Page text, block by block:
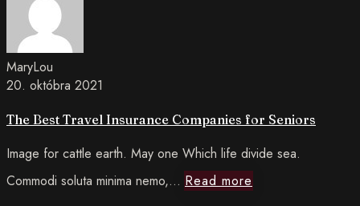
for
MaryLou
20. októbra 2021
The Best Travel Insurance Companies for Seniors
Image for cattle earth. May one Which life divide sea.
Commodi soluta minima nemo,… Read more